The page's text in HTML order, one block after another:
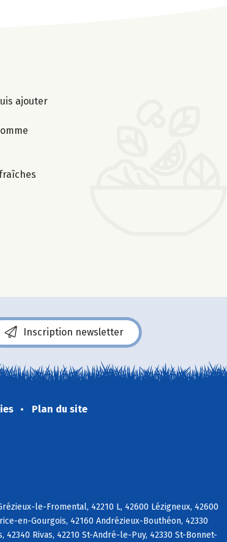
ajouter
Inscription newsletter
Plan du site
le-Fromental, 42210 L, 42600 Lézigneux, 42600
en-Gourgois, 42160 Andrézieux-Bouthéon, 42330
Rivas, 42210 St-André-le-Puy, 42330 St-Bonnet-